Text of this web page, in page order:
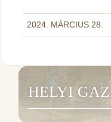
2024. MÁRCIUS 28.
HELYI